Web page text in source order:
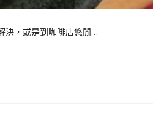
決，或是到咖啡店悠閒…